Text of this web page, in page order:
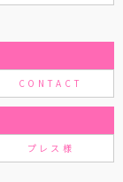
CONTACT
プレス様